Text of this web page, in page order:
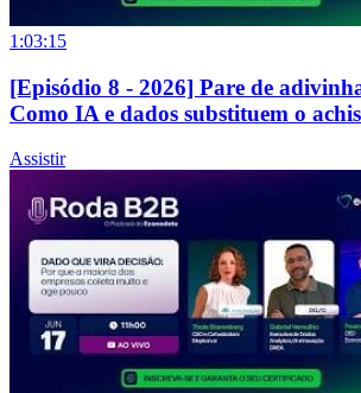
1:03:15
[Episódio 8 - 2026] Pare de
Como IA e dados substituem o
Assistir